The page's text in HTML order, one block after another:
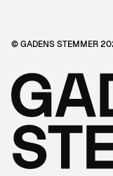
© GADENS STEMMER